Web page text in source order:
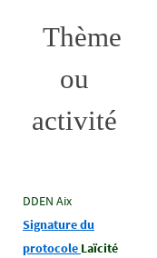
Thème
ou
activité
DDEN Aix
Signature du
protocole Laïcité